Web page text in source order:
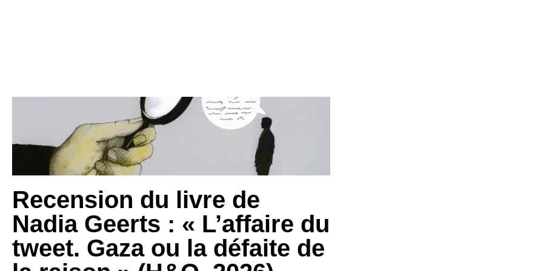
Recension du livre de
Nadia Geerts : « L’affaire du
tweet. Gaza ou la défaite de